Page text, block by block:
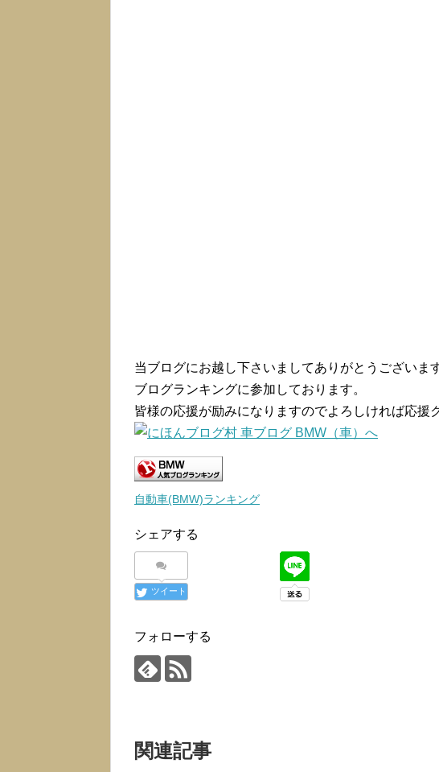
当ブログにお越し下さいましてありがとうございます
ブログランキングに参加しております。
皆様の応援が励みになりますのでよろしければ応援
自動車(BMW)ランキング
シェアする
ツイート
フォローする
関連記事